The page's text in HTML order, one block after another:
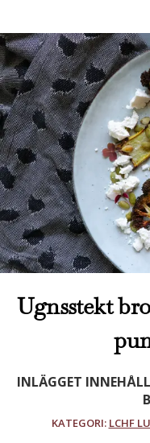
Ugnsstekt
INLÄGGET
KATEGORI: LCHF